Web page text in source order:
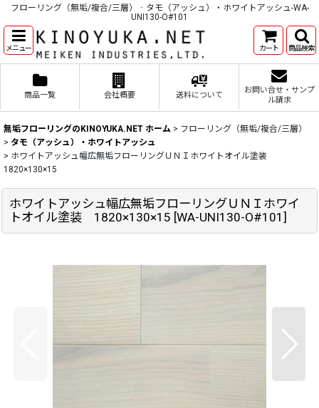
フローリング（無垢/複合/三層）‐タモ（アッシュ）・ホワイトアッシュ-WA-
UNI130-O#101
メニュー カート 商品検索
商品一覧 会社概要 送料について
お問い合せ・サンプ
ル請求
無垢フローリングのKINOYUKA.NET ホーム > フローリング（無垢/複合/三層）
> タモ（アッシュ）・ホワイトアッシュ
> ホワイトアッシュ幅広無垢フローリングＵＮＩホワイトオイル塗装
1820×130×15
ホワイトアッシュ幅広無垢フローリングＵＮＩホワイ
トオイル塗装 1820×130×15 [WA-UNI130-O#101 ]